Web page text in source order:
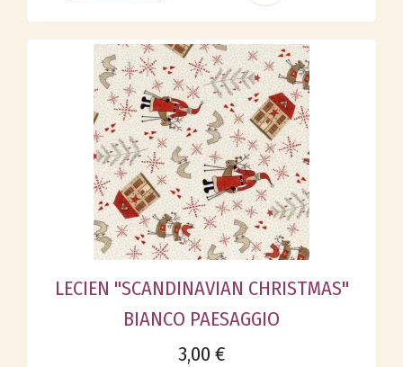
LECIEN "SCANDINAVIAN CHRISTMAS"
BIANCO PAESAGGIO
3,00 €